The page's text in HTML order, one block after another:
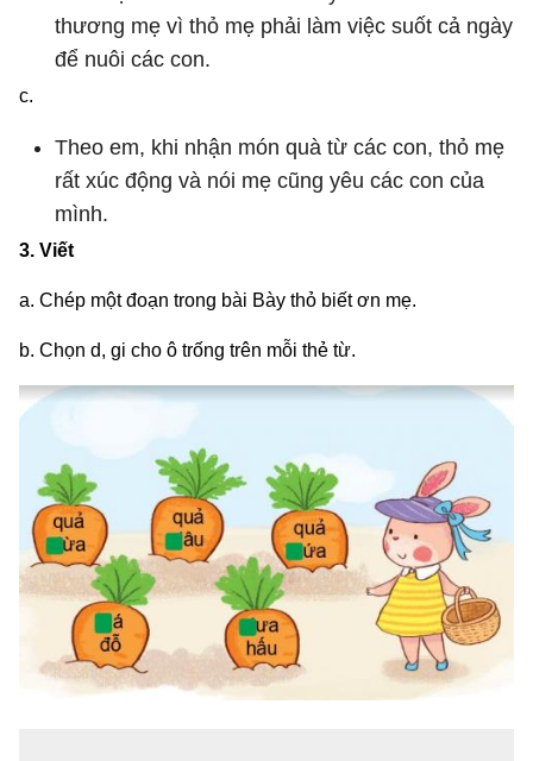
thương mẹ vì thỏ mẹ phải làm việc suốt cả ngày
để nuôi các con.
c.
Theo em, khi nhận món quà từ các con, thỏ mẹ
rất xúc động và nói mẹ cũng yêu các con của
mình.
3. Viết
a. Chép một đoạn trong bài Bày thỏ biết ơn mẹ.
b. Chọn d, gi cho ô trống trên mỗi thẻ từ.